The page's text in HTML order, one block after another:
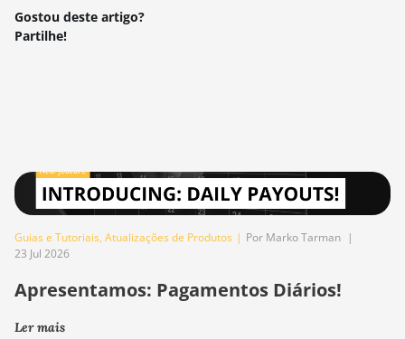
Gostou deste artigo?
Partilhe!
Guias e Tutoriais, Atualizações de Produtos | Por Marko Tarman |
23 Jul 2026
Apresentamos: Pagamentos Diários!
Ler mais